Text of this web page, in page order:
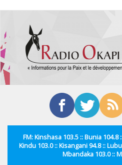
contenu
principal
FM: Kinshasa 103.5 :: Bunia 104.8
Kindu 103.0 :: Kisangani 94.8 ::
Mbandaka 103.0 ::